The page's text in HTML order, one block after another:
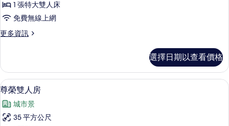
房
的
所
相
片
1 張特大雙人床
免費無線上網
更多資訊
更
套
房
的
詳
情
選擇日期以查看價格
顯
示
尊
尊榮雙人房 | 迷你吧、客房內保險箱、
13
尊榮雙人房
城市景
35 平方公尺